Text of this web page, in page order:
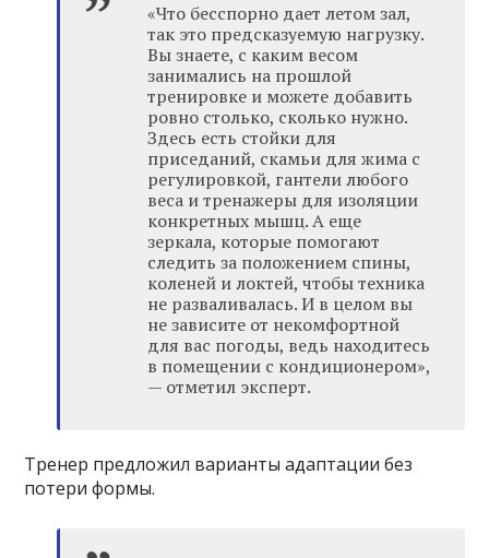
«Что бесспорно дает летом зал,
так это предсказуемую нагрузку.
Вы знаете, с каким весом
занимались на прошлой
тренировке и можете добавить
ровно столько, сколько нужно.
Здесь есть стойки для
приседаний, скамьи для жима с
регулировкой, гантели любого
веса и тренажеры для изоляции
конкретных мышц. А еще
зеркала, которые помогают
следить за положением спины,
коленей и локтей, чтобы техника
не разваливалась. И в целом вы
не зависите от некомфортной
для вас погоды, ведь находитесь
в помещении с кондиционером»,
— отметил эксперт.
Тренер предложил варианты адаптации без
потери формы.